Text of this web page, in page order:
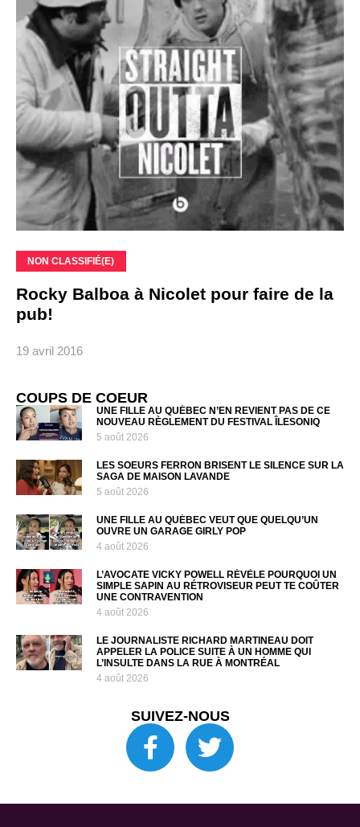
NON CLASSIFIÉ(E)
Rocky Balboa à Nicolet pour faire de la
pub!
19 avril 2016
COUPS DE COEUR
UNE FILLE AU QUÉBEC N’EN REVIENT PAS DE CE
NOUVEAU RÈGLEMENT DU FESTIVAL ÎLESONIQ
5 août 2026
LES SOEURS FERRON BRISENT LE SILENCE SUR LA
SAGA DE MAISON LAVANDE
5 août 2026
UNE FILLE AU QUÉBEC VEUT QUE QUELQU’UN
OUVRE UN GARAGE GIRLY POP
4 août 2026
L’AVOCATE VICKY POWELL RÉVÈLE POURQUOI UN
SIMPLE SAPIN AU RÉTROVISEUR PEUT TE COÛTER
UNE CONTRAVENTION
4 août 2026
LE JOURNALISTE RICHARD MARTINEAU DOIT
APPELER LA POLICE SUITE À UN HOMME QUI
L’INSULTE DANS LA RUE À MONTRÉAL
4 août 2026
SUIVEZ-NOUS